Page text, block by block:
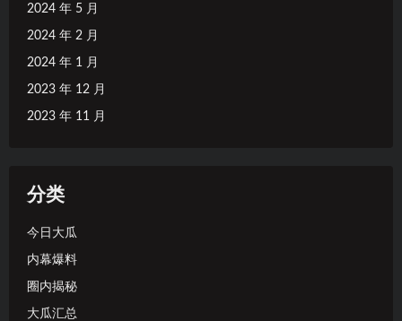
2024 年 5 月
2024 年 2 月
2024 年 1 月
2023 年 12 月
2023 年 11 月
分类
今日大瓜
内幕爆料
圈内揭秘
大瓜汇总